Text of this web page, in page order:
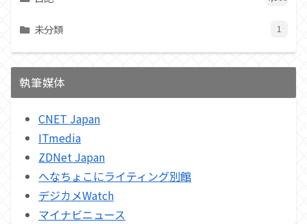
未分類 1
執筆媒体
CNET Japan
ITmedia
ZDNet Japan
へなちょこにライティング別館
デジカメWatch
マイナビニュース